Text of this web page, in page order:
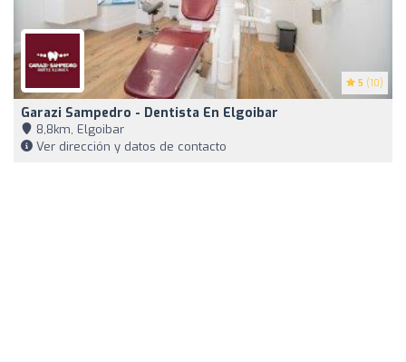
5 (10)
Garazi Sampedro - Dentista En Elgoibar
8,8km, Elgoibar
Ver dirección y datos de contacto